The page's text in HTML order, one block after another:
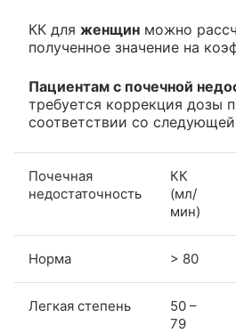
КК для женщин можно
полученное значение на
Пациентам с почечной
требуется коррекция дозы
соответствии со
Почечная
недостаточность
КК
(мл/
мин)
Норма > 80
Легкая степень
50 –
79